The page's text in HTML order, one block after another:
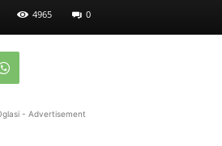
4965 0
- Advertisement